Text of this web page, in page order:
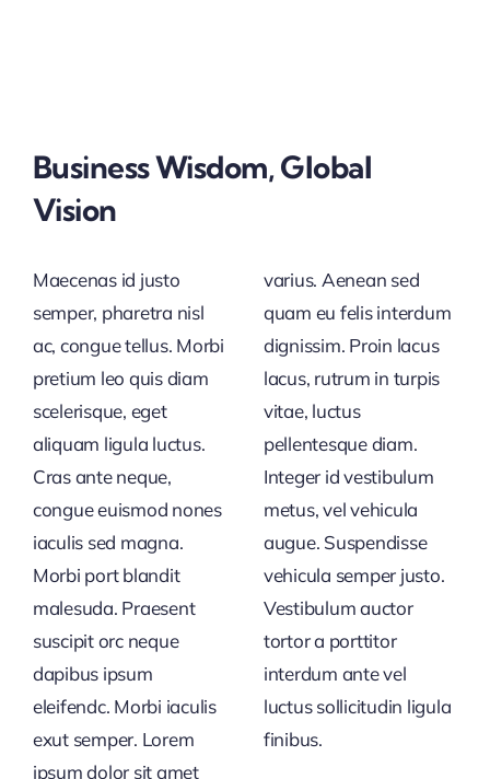
Business Wisdom, Global
Vision
Maecenas id justo
semper, pharetra nisl
ac, congue tellus. Morbi
pretium leo quis diam
scelerisque, eget
aliquam ligula luctus.
Cras ante neque,
congue euismod nones
iaculis sed magna.
Morbi port blandit
malesuda. Praesent
suscipit orc neque
dapibus ipsum
eleifendc. Morbi iaculis
exut semper. Lorem
ipsum dolor sit amet
varius. Aenean sed
quam eu felis interdum
dignissim. Proin lacus
lacus, rutrum in turpis
vitae, luctus
pellentesque diam.
Integer id vestibulum
metus, vel vehicula
augue. Suspendisse
vehicula semper justo.
Vestibulum auctor
tortor a porttitor
interdum ante vel
luctus sollicitudin ligula
finibus.